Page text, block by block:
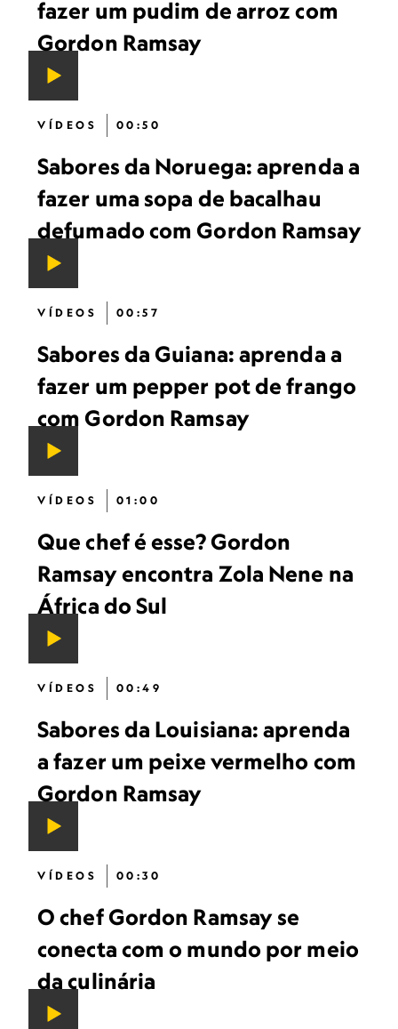
fazer um pudim de arroz com
Gordon Ramsay
VÍDEOS 00:50
Sabores da Noruega: aprenda a
fazer uma sopa de bacalhau
defumado com Gordon Ramsay
VÍDEOS 00:57
Sabores da Guiana: aprenda a
fazer um pepper pot de frango
com Gordon Ramsay
VÍDEOS 01:00
Que chef é esse? Gordon
Ramsay encontra Zola Nene na
África do Sul
VÍDEOS 00:49
Sabores da Louisiana: aprenda
a fazer um peixe vermelho com
Gordon Ramsay
VÍDEOS 00:30
O chef Gordon Ramsay se
conecta com o mundo por meio
da culinária